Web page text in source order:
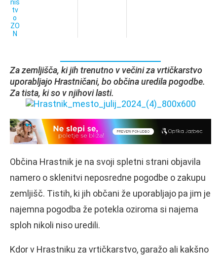
Za zemljišča, ki jih trenutno v večini za vrtičkarstvo
uporabljajo Hrastničani, bo občina uredila pogodbe.
Za tista, ki so v njihovi lasti.
Občina Hrastnik je na svoji spletni strani objavila
namero o sklenitvi neposredne pogodbe o zakupu
zemljišč. Tistih, ki jih občani že uporabljajo pa jim je
najemna pogodba že potekla oziroma si najema
sploh nikoli niso uredili.
Kdor v Hrastniku za vrtičkarstvo, garažo ali kakšno